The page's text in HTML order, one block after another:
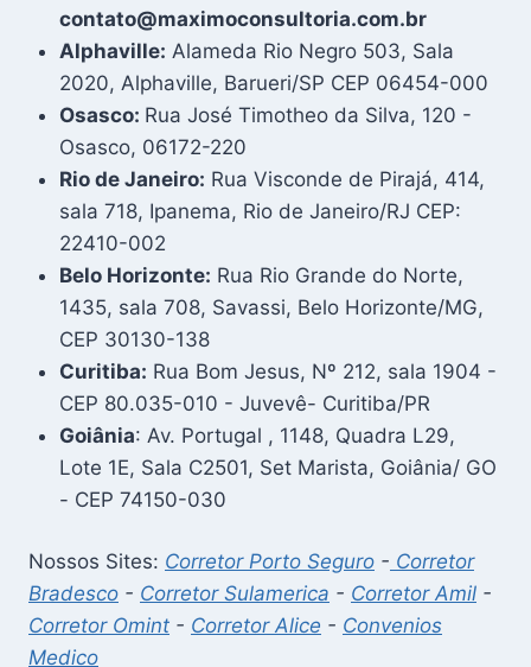
contato@maximoconsultoria.com.br
Alphaville: Alameda Rio Negro 503, Sala
2020, Alphaville, Barueri/SP CEP 06454-000
Osasco: Rua José Timotheo da Silva, 120 -
Osasco, 06172-220
Rio de Janeiro: Rua Visconde de Pirajá, 414,
sala 718, Ipanema, Rio de Janeiro/RJ CEP:
22410-002
Belo Horizonte: Rua Rio Grande do Norte,
1435, sala 708, Savassi, Belo Horizonte/MG,
CEP 30130-138
Curitiba: Rua Bom Jesus, Nº 212, sala 1904 -
CEP 80.035-010 - Juvevê- Curitiba/PR
Goiânia: Av. Portugal , 1148, Quadra L29,
Lote 1E, Sala C2501, Set Marista, Goiânia/ GO
- CEP 74150-030
Nossos Sites: Corretor Porto Seguro - Corretor
Bradesco - Corretor Sulamerica - Corretor Amil -
Corretor Omint - Corretor Alice - Convenios
Medico